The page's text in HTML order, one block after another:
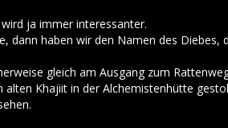
ja immer interessanter.
dann haben wir den Namen des Diebes,
gleich am Ausgang zum
Khajiit in der Alchemistenhütte